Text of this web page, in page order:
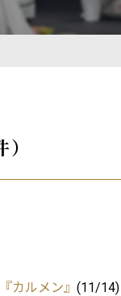
カルメン』 (11/14)